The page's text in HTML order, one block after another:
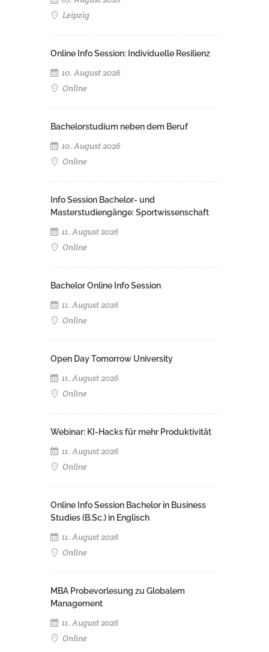
Leipzig
Online Info Session: Individuelle Resilienz
10. August 2026
Online
Bachelorstudium neben dem Beruf
10. August 2026
Online
Info Session Bachelor- und
Masterstudiengänge: Sportwissenschaft
11. August 2026
Online
Bachelor Online Info Session
11. August 2026
Online
Open Day Tomorrow University
11. August 2026
Online
Webinar: KI-Hacks für mehr Produktivität
11. August 2026
Online
Online Info Session Bachelor in Business
Studies (B.Sc.) in Englisch
11. August 2026
Online
MBA Probevorlesung zu Globalem
Management
11. August 2026
Online